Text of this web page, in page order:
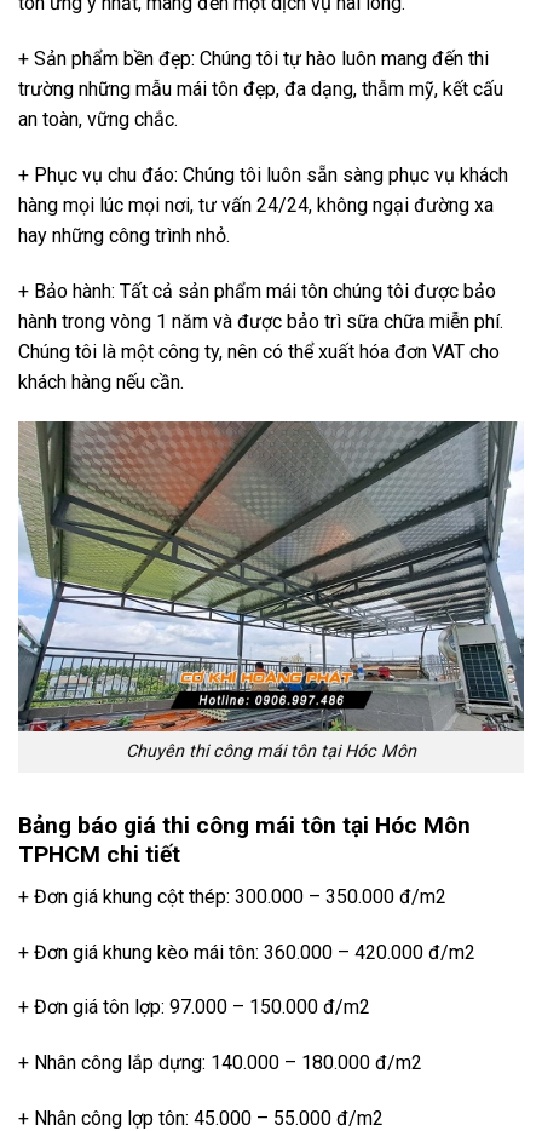
+ Sản phẩm bền đẹp: Chúng tôi tự hào luôn mang đến thi
trường những mẫu mái tôn đẹp, đa dạng, thẫm mỹ, kết cấu
an toàn, vững chắc.
+ Phục vụ chu đáo: Chúng tôi luôn sẵn sàng phục vụ khách
hàng mọi lúc mọi nơi, tư vấn 24/24, không ngại đường xa
hay những công trình nhỏ.
+ Bảo hành: Tất cả sản phẩm mái tôn chúng tôi được bảo
hành trong vòng 1 năm và được bảo trì sữa chữa miễn phí.
Chúng tôi là một công ty, nên có thể xuất hóa đơn VAT cho
khách hàng nếu cần.
Chuyên thi công mái tôn tại Hóc Môn
Bảng báo giá thi công mái tôn tại Hóc Môn
TPHCM chi tiết
+ Đơn giá khung cột thép: 300.000 – 350.000 đ/m2
+ Đơn giá khung kèo mái tôn: 360.000 – 420.000 đ/m2
+ Đơn giá tôn lợp: 97.000 – 150.000 đ/m2
+ Nhân công lắp dựng: 140.000 – 180.000 đ/m2
+ Nhân công lợp tôn: 45.000 – 55.000 đ/m2